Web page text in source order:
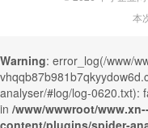
本
Warning: error_log(/www/
analyser/#log/log-0620.txt):
in /www/wwwroot/
content/plugins/spider-